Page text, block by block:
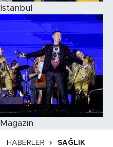
Istanbul
Magazin
HABERLER SAĞLIK